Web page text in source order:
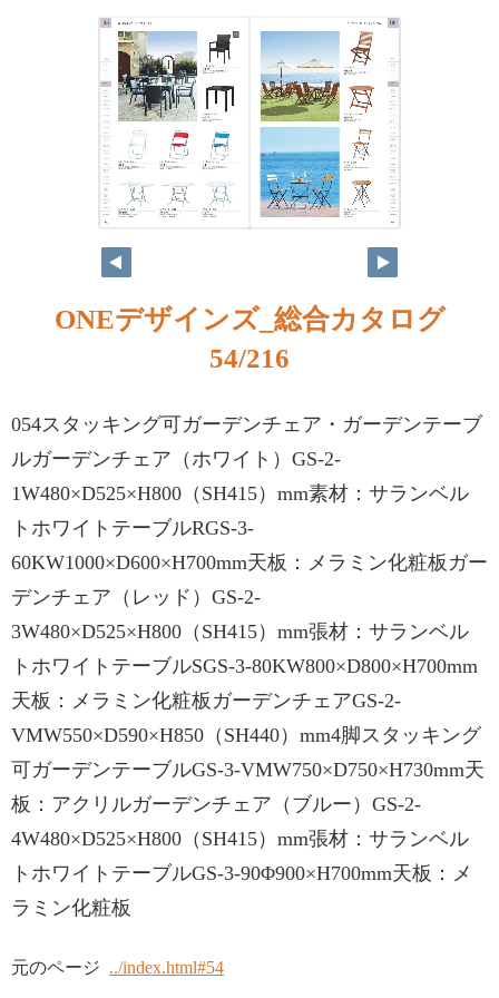
ONEデザインズ_総合カタログ
54/216
054スタッキング可ガーデンチェア・ガーデンテーブ
ルガーデンチェア（ホワイト）GS-2-
1W480×D525×H800（SH415）mm素材：サランベル
トホワイトテーブルRGS-3-
60KW1000×D600×H700mm天板：メラミン化粧板ガー
デンチェア（レッド）GS-2-
3W480×D525×H800（SH415）mm張材：サランベル
トホワイトテーブルSGS-3-80KW800×D800×H700mm
天板：メラミン化粧板ガーデンチェアGS-2-
VMW550×D590×H850（SH440）mm4脚スタッキング
可ガーデンテーブルGS-3-VMW750×D750×H730mm天
板：アクリルガーデンチェア（ブルー）GS-2-
4W480×D525×H800（SH415）mm張材：サランベル
トホワイトテーブルGS-3-90Φ900×H700mm天板：メ
ラミン化粧板
元のページ ../index.html#54